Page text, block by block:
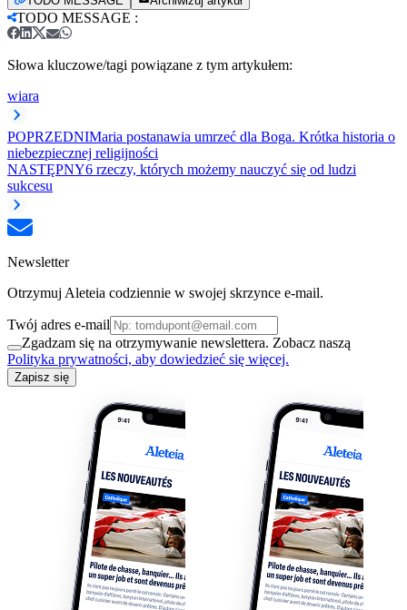
TODO MESSAGE :
Słowa kluczowe/tagi powiązane z tym artykułem:
wiara
POPRZEDNIMaria postanawia umrzeć dla Boga. Krótka historia o
niebezpiecznej religijności
NASTĘPNY6 rzeczy, których możemy nauczyć się od ludzi
sukcesu
Newsletter
Otrzymuj Aleteia codziennie w swojej skrzynce e-mail.
Twój adres e-mail
Zgadzam się na otrzymywanie newslettera. Zobacz naszą
Polityka prywatności, aby dowiedzieć się więcej.
Zapisz się